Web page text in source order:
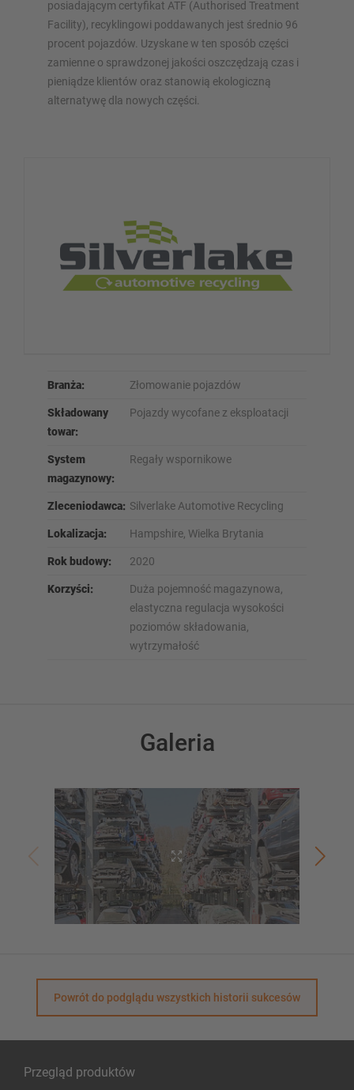
posiadającym certyfikat ATF (Authorised Treatment
Facility), recyklingowi poddawanych jest średnio 96
procent pojazdów. Uzyskane w ten sposób części
zamienne o sprawdzonej jakości oszczędzają czas i
pieniądze klientów oraz stanowią ekologiczną
alternatywę dla nowych części.
Branża: Złomowanie pojazdów
Składowany
towar:
Pojazdy wycofane z eksploatacji
System
magazynowy:
Regały wspornikowe
Zleceniodawca: Silverlake Automotive Recycling
Lokalizacja: Hampshire, Wielka Brytania
Rok budowy: 2020
Korzyści:
Duża pojemność magazynowa,
elastyczna regulacja wysokości
poziomów składowania,
wytrzymałość
Galeria
Powrót do podglądu wszystkich historii sukcesów
Przegląd produktów